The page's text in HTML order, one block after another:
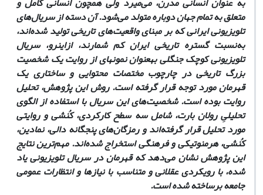
متعلق به تمام جهان دوباره متولد می‌شود. آن دسته از سریال‌های
تلویزیونی ایرانی که بر مبنای واقعیت‌های تاریخی تولید شده‌اند،
به‌نسبت گستره تاریخی ایران کم شمارند، ازاین‎رو، سریال
تلویزیونی کوچک جنگلی به‎عنوان نمونه‎ای از روایت یک شخصیت
بزرگ تاریخی در چارچوب مختصات محتوایی و ساختاری یک
قهرمان مورد توجه قرار گرفته است. روش این پژوهش، تحلیل
روایت بوده است. شخصیت‌های این سریال با استفاده از الگوی
تحلیلیِ رولان بارت، شامل سه سطح کارکردی، کُنشی و روایتی
مورد تحلیل قرار گرفته‌اند و رمزگان‌های پنجگانه دالی، نمادین،
کُنشی، هرمنوتیکی و فرهنگی استخراج شده‌اند. مهم‌ترین نتایج
این پژوهش نشان می‌دهد که قهرمان در سریال تلویزیونی یاد
شده، با رویکردی عقلانی و متناسب با نیازها و انتظارات عمومی
جامعه برساخته شده است.